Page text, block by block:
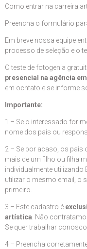
Como entrar na carreira
Preencha o formulário
Em breve nossa equipe
processo de seleção e o
O teste de fotogenia
presencial na agência
em ocntato e se informe
Importante:
1 – Se o interessado for
nome dos pais ou
2 – Se por acaso, os pais
mais de um filho ou filha
individualmente utilizando
utilizar o mesmo email, o
primeiro.
3 – Este cadastro é
artística . Não
Se quer trabalhar conosco,
4 – Preencha